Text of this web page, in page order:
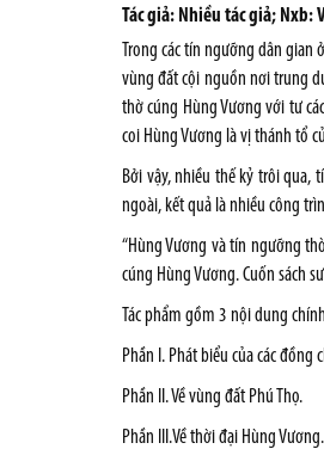
Tác giả: Nhiều tác giả; Nxb:
Trong các tín ngưỡng dân gian
vùng đất cội nguồn nơi trung
thờ cúng Hùng Vương với tư
coi Hùng Vương là vị thánh tổ
Bởi vậy, nhiều thế kỷ trôi qua,
ngoài, kết quả là nhiều công
“Hùng Vương và tín ngưỡng
cúng Hùng Vương. Cuốn sách
Tác phẩm gồm 3 nội dung
Phần I. Phát biểu của các
Phần II. Về vùng đất Phú Thọ.
Phần III.Về thời đại Hùng Vương.